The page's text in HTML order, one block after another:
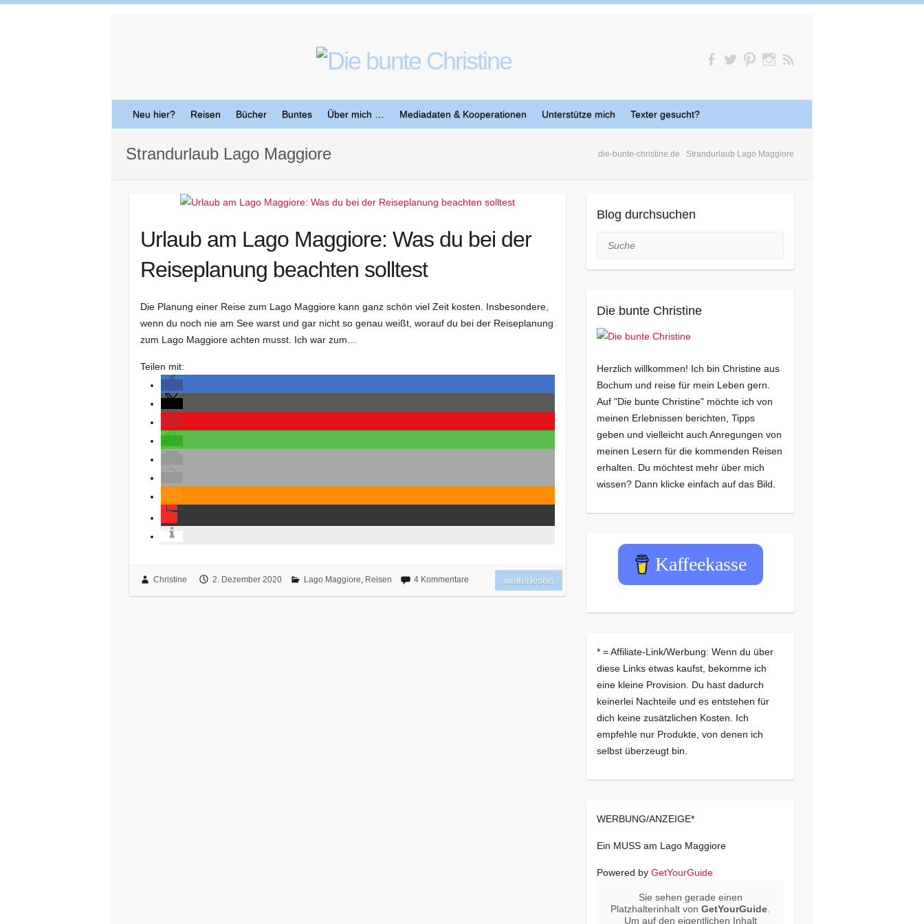
Neu hier? Reisen Bücher Buntes Über mich … Mediadaten & Kooperationen Unterstütze mich Texter gesucht?
die-bunte-christine.de Strandurlaub Lago Maggiore
Strandurlaub Lago Maggiore
Urlaub am Lago Maggiore: Was du bei der
Reiseplanung beachten solltest
Die Planung einer Reise zum Lago Maggiore kann ganz schön viel Zeit kosten. Insbesondere,
wenn du noch nie am See warst und gar nicht so genau weißt, worauf du bei der Reiseplanung
zum Lago Maggiore achten musst. Ich war zum…
Teilen mit:
Christine 2. Dezember 2020 Lago Maggiore, Reisen 4 Kommentare weiterlesen
Blog durchsuchen
Suche
Die bunte Christine
Herzlich willkommen! Ich bin Christine aus
Bochum und reise für mein Leben gern.
Auf "Die bunte Christine" möchte ich von
meinen Erlebnissen berichten, Tipps
geben und vielleicht auch Anregungen von
meinen Lesern für die kommenden Reisen
erhalten. Du möchtest mehr über mich
wissen? Dann klicke einfach auf das Bild.
Kaffeekasse
* = Affiliate-Link/Werbung: Wenn du über
diese Links etwas kaufst, bekomme ich
eine kleine Provision. Du hast dadurch
keinerlei Nachteile und es entstehen für
dich keine zusätzlichen Kosten. Ich
empfehle nur Produkte, von denen ich
selbst überzeugt bin.
WERBUNG/ANZEIGE*
Ein MUSS am Lago Maggiore
Powered by GetYourGuide
Sie sehen gerade einen
Platzhalterinhalt vonGetYourGuide
Um auf den eigentlichen Inhalt